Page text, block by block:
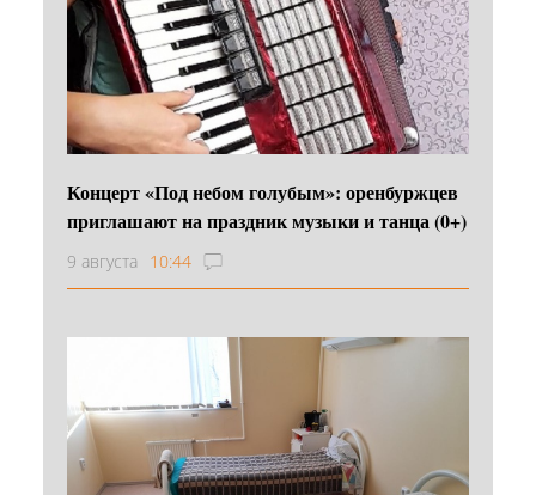
Концерт «Под небом голубым»: оренбуржцев
приглашают на праздник музыки и танца (0+)
9 августа 10:44